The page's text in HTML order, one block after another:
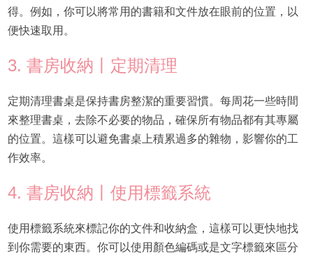
得。例如，你可以將常用的書籍和文件放在眼前的位置，以
便快速取用。
3. 書房收納丨定期清理
定期清理書桌是保持書房整潔的重要習慣。每周花一些時間
來整理書桌，去除不必要的物品，確保所有物品都有其專屬
的位置。這樣可以避免書桌上積累過多的雜物，影響你的工
作效率。
4. 書房收納丨使用標籤系統
使用標籤系統來標記你的文件和收納盒，這樣可以更快地找
到你需要的東西。你可以使用顏色編碼或是文字標籤來區分